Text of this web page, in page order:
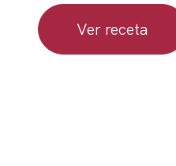
Ver receta